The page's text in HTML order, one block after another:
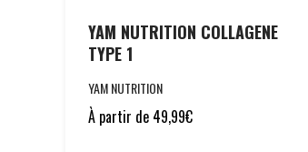
YAM NUTRITION COLLAGENE
TYPE 1
YAM NUTRITION
À partir de 49,99€